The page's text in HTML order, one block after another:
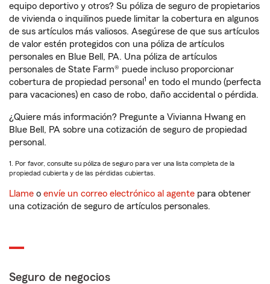
equipo deportivo y otros? Su póliza de seguro de propietarios
de vivienda o inquilinos puede limitar la cobertura en algunos
de sus artículos más valiosos. Asegúrese de que sus artículos
de valor estén protegidos con una póliza de artículos
personales en Blue Bell, PA. Una póliza de artículos
personales de State Farm® puede incluso proporcionar
cobertura de propiedad personal 1 en todo el mundo (perfecta
para vacaciones) en caso de robo, daño accidental o pérdida.
¿Quiere más información? Pregunte a Vivianna Hwang en
Blue Bell, PA sobre una cotización de seguro de propiedad
personal.
1. Por favor, consulte su póliza de seguro para ver una lista completa de la
propiedad cubierta y de las pérdidas cubiertas.
Llame o envíe un correo electrónico al agente para obtener
una cotización de seguro de artículos personales.
Seguro de negocios